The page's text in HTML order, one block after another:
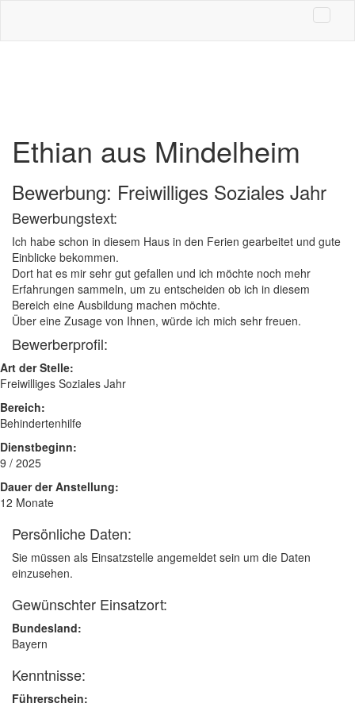
Ethian aus Mindelheim
Bewerbung: Freiwilliges Soziales Jahr
Bewerbungstext:
Ich habe schon in diesem Haus in den Ferien gearbeitet und gute
Einblicke bekommen.
Dort hat es mir sehr gut gefallen und ich möchte noch mehr
Erfahrungen sammeln, um zu entscheiden ob ich in diesem
Bereich eine Ausbildung machen möchte.
Über eine Zusage von Ihnen, würde ich mich sehr freuen.
Bewerberprofil:
Art der Stelle:
Freiwilliges Soziales Jahr
Bereich:
Behindertenhilfe
Dienstbeginn:
9 / 2025
Dauer der Anstellung:
12 Monate
Persönliche Daten:
Sie müssen als Einsatzstelle angemeldet sein um die Daten
einzusehen.
Gewünschter Einsatzort:
Bundesland:
Bayern
Kenntnisse:
Führerschein: